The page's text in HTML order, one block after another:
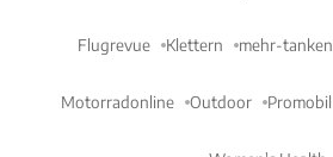
Flugrevue Klettern mehr-tanken
Motorradonline Outdoor Promobil